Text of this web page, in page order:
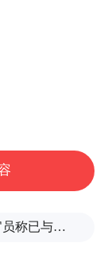
险。企业
上报至区总
不到10分
伊朗官员称已与阿曼就霍尔木兹海峡通行问题明确总体框架